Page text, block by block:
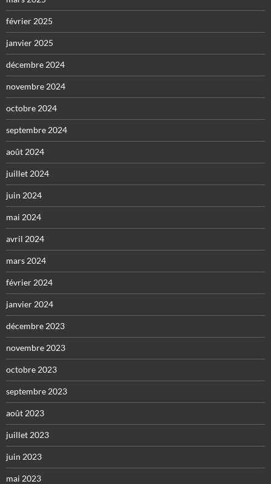
février 2025
janvier 2025
décembre 2024
novembre 2024
octobre 2024
septembre 2024
août 2024
juillet 2024
juin 2024
mai 2024
avril 2024
mars 2024
février 2024
janvier 2024
décembre 2023
novembre 2023
octobre 2023
septembre 2023
août 2023
juillet 2023
juin 2023
mai 2023